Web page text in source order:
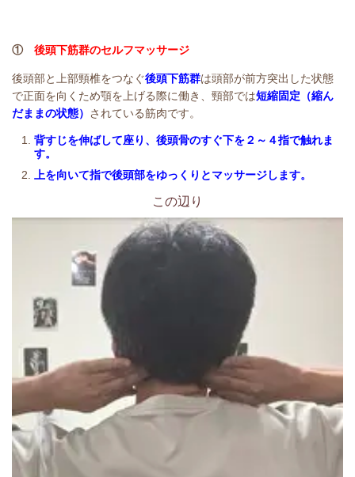
① 後頭下筋群のセルフマッサージ
後頭部と上部頸椎をつなぐ後頭下筋群は頭部が前方突出した状態
で正面を向くため顎を上げる際に働き、頸部では短縮固定（縮ん
だままの状態）
されている筋肉です。
背すじを伸ばして座り、後頭骨のすぐ下を２～４指で触れま
す。
上を向いて指で後頭部をゆっくりとマッサージします。
この辺り